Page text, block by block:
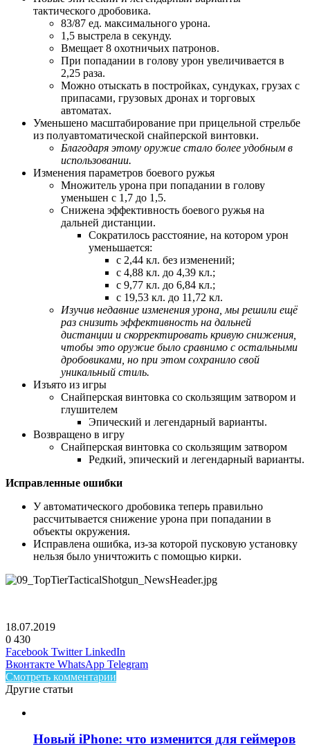
тактического дробовика.
83/87 ед. максимального урона.
1,5 выстрела в секунду.
Вмещает 8 охотничьих патронов.
При попадании в голову урон увеличивается в
2,25 раза.
Можно отыскать в постройках, сундуках, грузах с
припасами, грузовых дронах и торговых
автоматах.
Уменьшено масштабирование при прицельной стрельбе
из полуавтоматической снайперской винтовки.
Благодаря этому оружие стало более удобным в
использовании.
Изменения параметров боевого ружья
Множитель урона при попадании в голову
уменьшен с 1,7 до 1,5.
Снижена эффективность боевого ружья на
дальней дистанции.
Сократилось расстояние, на котором урон
уменьшается:
с 2,44 кл. без изменений;
с 4,88 кл. до 4,39 кл.;
с 9,77 кл. до 6,84 кл.;
с 19,53 кл. до 11,72 кл.
Изучив недавние изменения урона, мы решили ещё
раз снизить эффективность на дальней
дистанции и скорректировать кривую снижения,
чтобы это оружие было сравнимо с остальными
дробовиками, но при этом сохранило свой
уникальный стиль.
Изъято из игры
Снайперская винтовка со скользящим затвором и
глушителем
Эпический и легендарный варианты.
Возвращено в игру
Снайперская винтовка со скользящим затвором
Редкий, эпический и легендарный варианты.
Исправленные ошибки
У автоматического дробовика теперь правильно
рассчитывается снижение урона при попадании в
объекты окружения.
Исправлена ошибка, из-за которой пусковую установку
нельзя было уничтожить с помощью кирки.
18.07.2019
0 430
Facebook Twitter LinkedIn
Вконтакте WhatsApp Telegram
Смотреть комментарии
Другие статьи
Новый iPhone: что изменится для геймеров